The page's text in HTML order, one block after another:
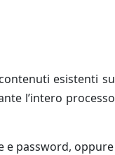
esistenti su
l’intero processo
e password, oppure